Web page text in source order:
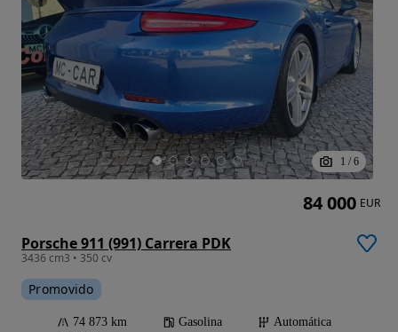
1 / 6
Porsche 911 (991) Carrera PDK
3436 cm3 • 350 cv
Promovido
74 873 km Gasolina
Automática
84 000 EUR